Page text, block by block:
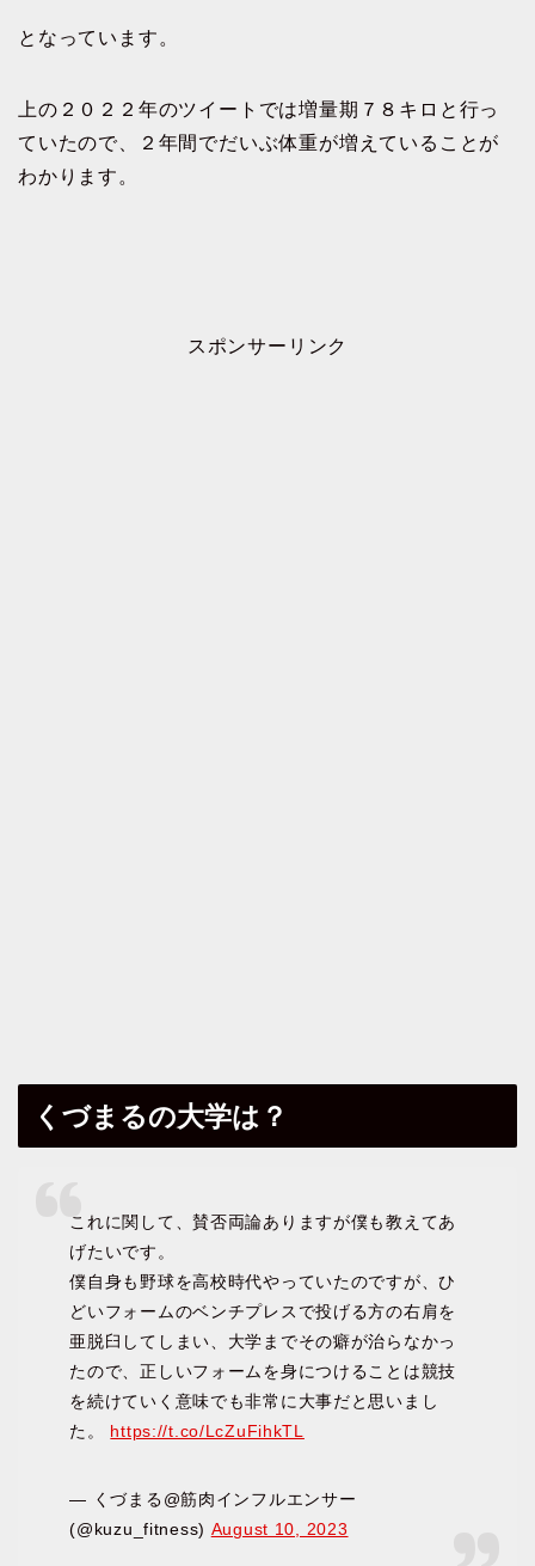
となっています。
上の２０２２年のツイートでは増量期７８キロと行っ
ていたので、２年間でだいぶ体重が増えていることが
わかります。
スポンサーリンク
くづまるの大学は？
これに関して、賛否両論ありますが僕も教えてあ
げたいです。
僕自身も野球を高校時代やっていたのですが、ひ
どいフォームのベンチプレスで投げる方の右肩を
亜脱臼してしまい、大学までその癖が治らなかっ
たので、正しいフォームを身につけることは競技
を続けていく意味でも非常に大事だと思いまし
た。 https://t.co/LcZuFihkTL
— くづまる@筋肉インフルエンサー
(@kuzu_fitness) August 10, 2023